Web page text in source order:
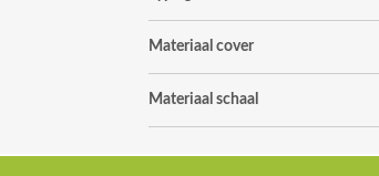
Materiaal cover
Materiaal schaal